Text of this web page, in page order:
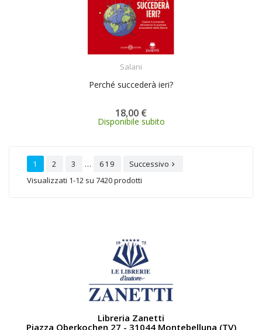
Salani
Perché succederà ieri?
18,00 €
Disponibile subito
1 2 3 … 619 Successivo 
Visualizzati 1-12 su 7420 prodotti
Libreria Zanetti
Piazza Oberkochen 27 - 31044 Montebelluna (TV)